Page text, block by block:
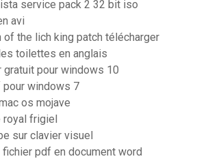
service pack 2 32 bit iso
avi
the lich king patch télécharger
toilettes en anglais
pour windows 10
pour windows 7
os mojave
royal frigiel
sur clavier visuel
pdf en document word